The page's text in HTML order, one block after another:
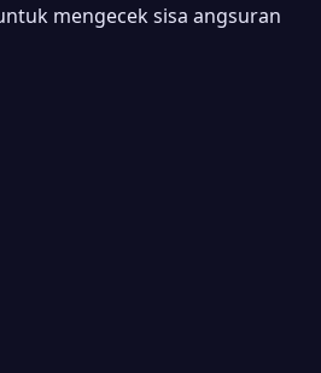
membayar setelah cek tagihan?
mengecek sisa angsuran